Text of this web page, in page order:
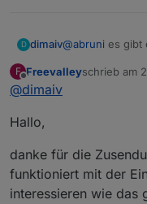
Es gibt ab
D dimaiv@abruni es gibt
F
Offline
Freevalleyschrieb am
zuletzt
@dimaiv
Hallo,
danke für die
funktioniert mit der
interessieren wie das